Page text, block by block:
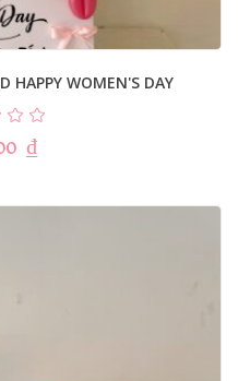
HAPPY WOMEN'S DAY
₫